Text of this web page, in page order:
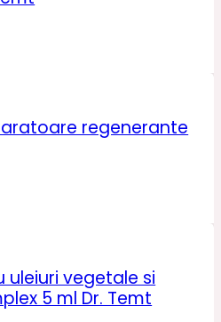
regenerante
uleiuri vegetale si
5 ml Dr. Temt